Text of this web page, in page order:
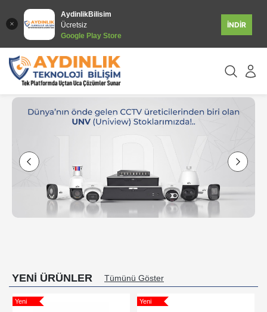
AydinlikBilisim
Ücretsiz
Google Play Store
İNDİR
YENİ ÜRÜNLER Tümünü Göster
Yeni Yeni